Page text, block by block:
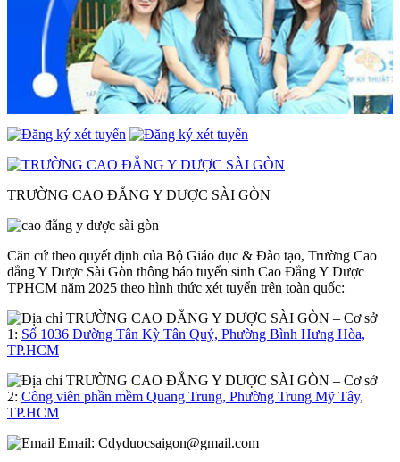
TRƯỜNG CAO ĐẲNG Y DƯỢC SÀI GÒN
Căn cứ theo quyết định của Bộ Giáo dục & Đào tạo, Trường Cao
đẳng Y Dược Sài Gòn thông báo tuyển sinh Cao Đẳng Y Dược
TPHCM năm 2025 theo hình thức xét tuyển trên toàn quốc:
– Cơ sở
1: Số 1036 Đường Tân Kỳ Tân Quý, Phường Bình Hưng Hòa,
TP.HCM
– Cơ sở
2: Công viên phần mềm Quang Trung, Phường Trung Mỹ Tây,
TP.HCM
Email: Cdyduocsaigon@gmail.com